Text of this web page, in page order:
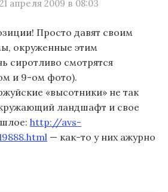
апреля 2009 в 08:03
Просто давят своим
окруженные этим
сиротливо смотрятся
и 9-ом фото).
«высотники» не так
ландшафт и свое
http://avs-
— как-то у них ажурно